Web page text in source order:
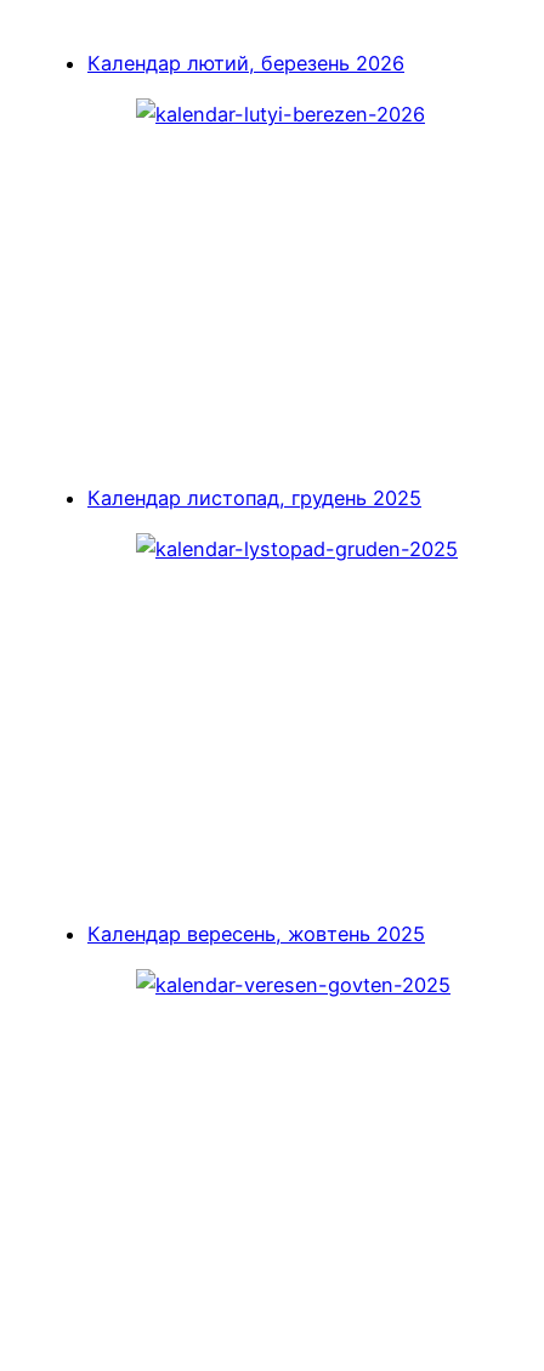
Календар лютий, березень 2026
Календар листопад, грудень 2025
Календар вересень, жовтень 2025